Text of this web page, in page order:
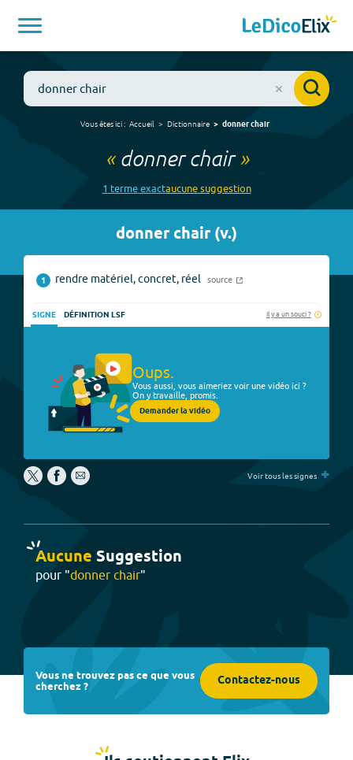
Vous êtes ici : Accueil Dictionnaire donner chair
« donner chair»
1 termeexactaucunesuggestion
donner chair(v.)
1 rendre matériel, concret, réel source
SIGNE DÉFINITION LSF Il y a un souci ?
Oups.
Vous aussi, vous aimeriez voir une vidéo ici ?
On y travaille, promis.
Demander la vidéo
Voir tous les signes +
Aucune Suggestion
pour "donner chair"
Vous ne trouvez pas ce que vous
cherchez ? Contactez-nous